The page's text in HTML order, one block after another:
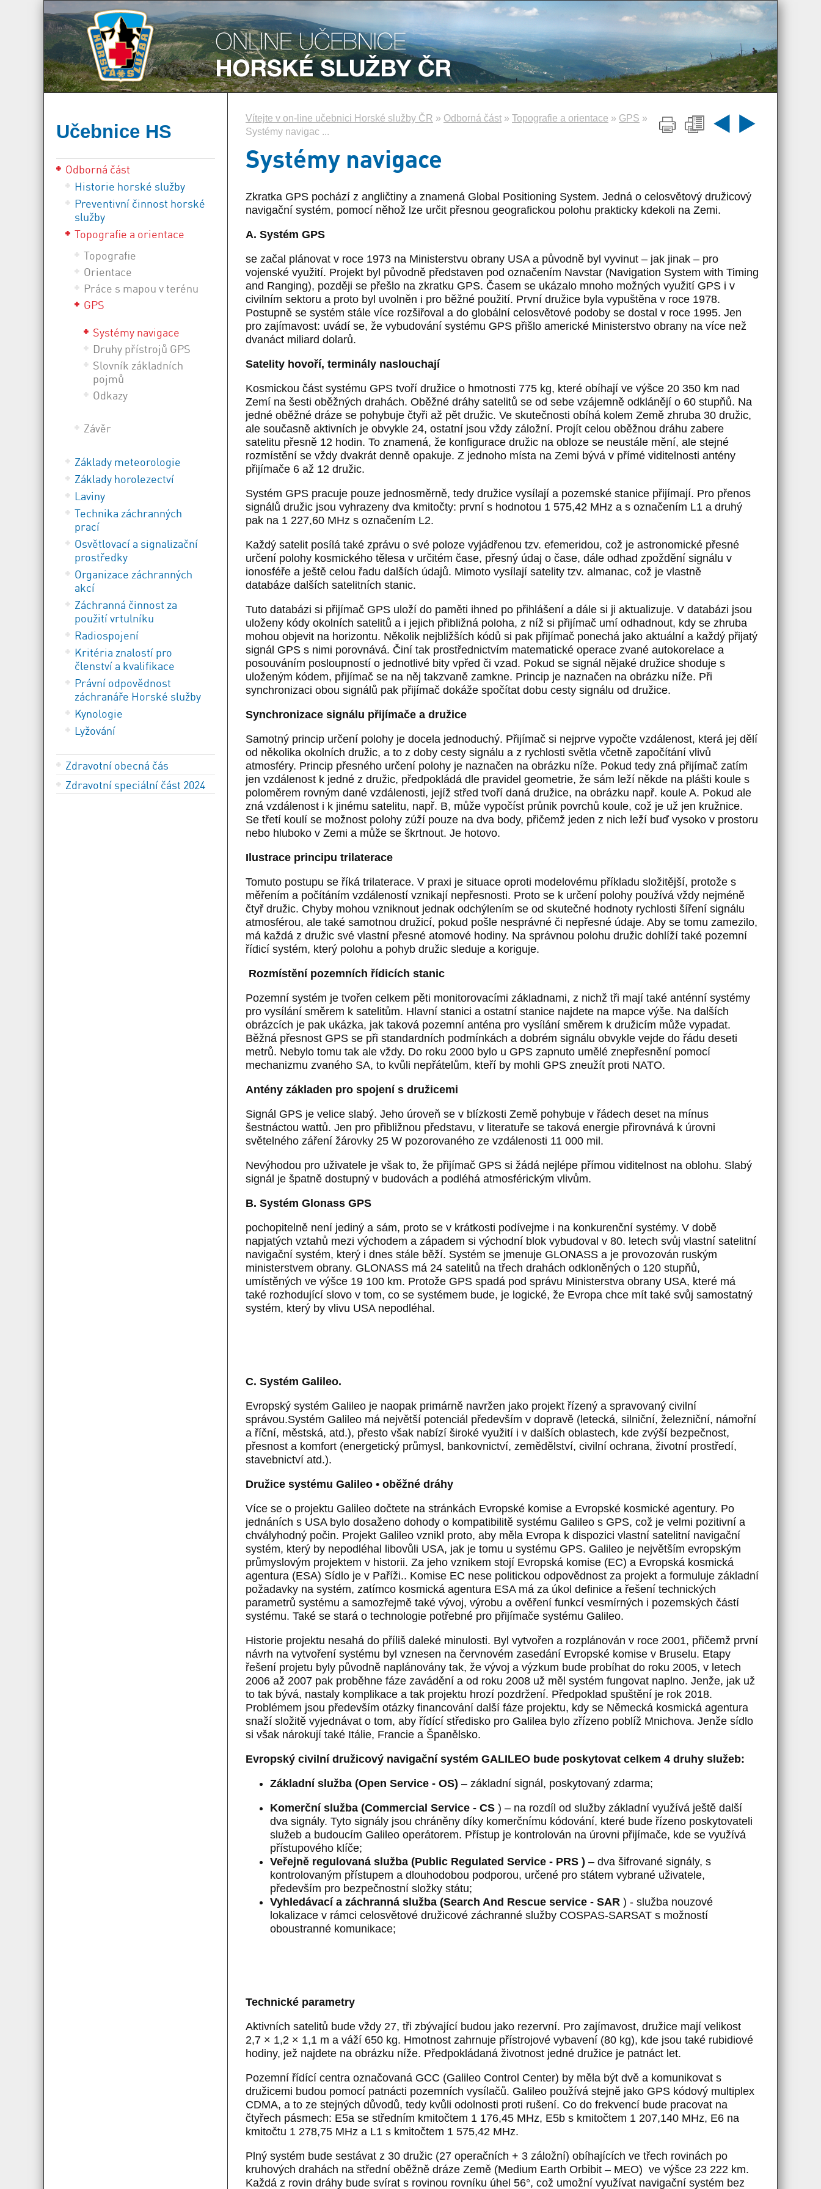
Učebnice HS
Odborná část
Historie horské služby
Preventivní činnost horské
služby
Topografie a orientace
Topografie
Orientace
Práce s mapou v terénu
GPS
Systémy navigace
Druhy přístrojů GPS
Slovník základních
pojmů
Odkazy
Závěr
Základy meteorologie
Základy horolezectví
Laviny
Technika záchranných
prací
Osvětlovací a signalizační
prostředky
Organizace záchranných
akcí
Záchranná činnost za
použití vrtulníku
Radiospojení
Kritéria znalostí pro
členství a kvalifikace
Právní odpovědnost
záchranáře Horské služby
Kynologie
Lyžování
Zdravotní obecná čás
Zdravotní speciální část 2024
Vítejte v on-line učebnici Horské služby ČR » Odborná část » Topografie a orientace » GPS »
Systémy navigac ...
Systémy navigace
Zkratka GPS pochází z angličtiny a znamená Global Positioning System. Jedná o celosvětový družicový
navigační systém, pomocí něhož lze určit přesnou geografickou polohu prakticky kdekoli na Zemi.
A. Systém GPS
se začal plánovat v roce 1973 na Ministerstvu obrany USA a původně byl vyvinut – jak jinak – pro
vojenské využití. Projekt byl původně představen pod označením Navstar (Navigation System with Timing
and Ranging), později se přešlo na zkratku GPS. Časem se ukázalo mnoho možných využití GPS i v
civilním sektoru a proto byl uvolněn i pro běžné použití. První družice byla vypuštěna v roce 1978.
Postupně se systém stále více rozšiřoval a do globální celosvětové podoby se dostal v roce 1995. Jen
pro zajímavost: uvádí se, že vybudování systému GPS přišlo americké Ministerstvo obrany na více než
dvanáct miliard dolarů.
Satelity hovoří, terminály naslouchají
Kosmickou část systému GPS tvoří družice o hmotnosti 775 kg, které obíhají ve výšce 20 350 km nad
Zemí na šesti oběžných drahách. Oběžné dráhy satelitů se od sebe vzájemně odklánějí o 60 stupňů. Na
jedné oběžné dráze se pohybuje čtyři až pět družic. Ve skutečnosti obíhá kolem Země zhruba 30 družic,
ale současně aktivních je obvykle 24, ostatní jsou vždy záložní. Projít celou oběžnou dráhu zabere
satelitu přesně 12 hodin. To znamená, že konfigurace družic na obloze se neustále mění, ale stejné
rozmístění se vždy dvakrát denně opakuje. Z jednoho místa na Zemi bývá v přímé viditelnosti antény
přijímače 6 až 12 družic.
Systém GPS pracuje pouze jednosměrně, tedy družice vysílají a pozemské stanice přijímají. Pro přenos
signálů družic jsou vyhrazeny dva kmitočty: první s hodnotou 1 575,42 MHz a s označením L1 a druhý
pak na 1 227,60 MHz s označením L2.
Každý satelit posílá také zprávu o své poloze vyjádřenou tzv. efemeridou, což je astronomické přesné
určení polohy kosmického tělesa v určitém čase, přesný údaj o čase, dále odhad zpoždění signálu v
ionosféře a ještě celou řadu dalších údajů. Mimoto vysílají satelity tzv. almanac, což je vlastně
databáze dalších satelitních stanic.
Tuto databázi si přijímač GPS uloží do paměti ihned po přihlášení a dále si ji aktualizuje. V databázi jsou
uloženy kódy okolních satelitů a i jejich přibližná poloha, z níž si přijímač umí odhadnout, kdy se zhruba
mohou objevit na horizontu. Několik nejbližších kódů si pak přijímač ponechá jako aktuální a každý přijatý
signál GPS s nimi porovnává. Činí tak prostřednictvím matematické operace zvané autokorelace a
posouváním posloupností o jednotlivé bity vpřed či vzad. Pokud se signál nějaké družice shoduje s
uloženým kódem, přijímač se na něj takzvaně zamkne. Princip je naznačen na obrázku níže. Při
synchronizaci obou signálů pak přijímač dokáže spočítat dobu cesty signálu od družice.
Synchronizace signálu přijímače a družice
Samotný princip určení polohy je docela jednoduchý. Přijímač si nejprve vypočte vzdálenost, která jej dělí
od několika okolních družic, a to z doby cesty signálu a z rychlosti světla včetně započítání vlivů
atmosféry. Princip přesného určení polohy je naznačen na obrázku níže. Pokud tedy zná přijímač zatím
jen vzdálenost k jedné z družic, předpokládá dle pravidel geometrie, že sám leží někde na plášti koule s
poloměrem rovným dané vzdálenosti, jejíž střed tvoří daná družice, na obrázku např. koule A. Pokud ale
zná vzdálenost i k jinému satelitu, např. B, může vypočíst průnik povrchů koule, což je už jen kružnice.
Se třetí koulí se možnost polohy zúží pouze na dva body, přičemž jeden z nich leží buď vysoko v prostoru
nebo hluboko v Zemi a může se škrtnout. Je hotovo.
Ilustrace principu trilaterace
Tomuto postupu se říká trilaterace. V praxi je situace oproti modelovému příkladu složitější, protože s
měřením a počítáním vzdáleností vznikají nepřesnosti. Proto se k určení polohy používá vždy nejméně
čtyř družic. Chyby mohou vzniknout jednak odchýlením se od skutečné hodnoty rychlosti šíření signálu
atmosférou, ale také samotnou družicí, pokud pošle nesprávné či nepřesné údaje. Aby se tomu zamezilo,
má každá z družic své vlastní přesné atomové hodiny. Na správnou polohu družic dohlíží také pozemní
řídicí systém, který polohu a pohyb družic sleduje a koriguje.
Rozmístění pozemních řídicích stanic
Pozemní systém je tvořen celkem pěti monitorovacími základnami, z nichž tři mají také anténní systémy
pro vysílání směrem k satelitům. Hlavní stanici a ostatní stanice najdete na mapce výše. Na dalších
obrázcích je pak ukázka, jak taková pozemní anténa pro vysílání směrem k družicím může vypadat.
Běžná přesnost GPS se při standardních podmínkách a dobrém signálu obvykle vejde do řádu deseti
metrů. Nebylo tomu tak ale vždy. Do roku 2000 bylo u GPS zapnuto umělé znepřesnění pomocí
mechanizmu zvaného SA, to kvůli nepřátelům, kteří by mohli GPS zneužít proti NATO.
Antény základen pro spojení s družicemi
Signál GPS je velice slabý. Jeho úroveň se v blízkosti Země pohybuje v řádech deset na mínus
šestnáctou wattů. Jen pro přibližnou představu, v literatuře se taková energie přirovnává k úrovni
světelného záření žárovky 25 W pozorovaného ze vzdálenosti 11 000 mil.
Nevýhodou pro uživatele je však to, že přijímač GPS si žádá nejlépe přímou viditelnost na oblohu. Slabý
signál je špatně dostupný v budovách a podléhá atmosférickým vlivům.
B. Systém Glonass GPS
pochopitelně není jediný a sám, proto se v krátkosti podívejme i na konkurenční systémy. V době
napjatých vztahů mezi východem a západem si východní blok vybudoval v 80. letech svůj vlastní satelitní
navigační systém, který i dnes stále běží. Systém se jmenuje GLONASS a je provozován ruským
ministerstvem obrany. GLONASS má 24 satelitů na třech drahách odkloněných o 120 stupňů,
umístěných ve výšce 19 100 km. Protože GPS spadá pod správu Ministerstva obrany USA, které má
také rozhodující slovo v tom, co se systémem bude, je logické, že Evropa chce mít také svůj samostatný
systém, který by vlivu USA nepodléhal.
C. Systém Galileo.
Evropský systém Galileo je naopak primárně navržen jako projekt řízený a spravovaný civilní
správou.Systém Galileo má největší potenciál především v dopravě (letecká, silniční, železniční, námořní
a říční, městská, atd.), přesto však nabízí široké využití i v dalších oblastech, kde zvýší bezpečnost,
přesnost a komfort (energetický průmysl, bankovnictví, zemědělství, civilní ochrana, životní prostředí,
stavebnictví atd.).
Družice systému Galileo • oběžné dráhy
Více se o projektu Galileo dočtete na stránkách Evropské komise a Evropské kosmické agentury. Po
jednáních s USA bylo dosaženo dohody o kompatibilitě systému Galileo s GPS, což je velmi pozitivní a
chvályhodný počin. Projekt Galileo vznikl proto, aby měla Evropa k dispozici vlastní satelitní navigační
systém, který by nepodléhal libovůli USA, jak je tomu u systému GPS. Galileo je největším evropským
průmyslovým projektem v historii. Za jeho vznikem stojí Evropská komise (EC) a Evropská kosmická
agentura (ESA) Sídlo je v Paříži.. Komise EC nese politickou odpovědnost za projekt a formuluje základní
požadavky na systém, zatímco kosmická agentura ESA má za úkol definice a řešení technických
parametrů systému a samozřejmě také vývoj, výrobu a ověření funkcí vesmírných i pozemských částí
systému. Také se stará o technologie potřebné pro přijímače systému Galileo.
Historie projektu nesahá do příliš daleké minulosti. Byl vytvořen a rozplánován v roce 2001, přičemž první
návrh na vytvoření systému byl vznesen na červnovém zasedání Evropské komise v Bruselu. Etapy
řešení projetu byly původně naplánovány tak, že vývoj a výzkum bude probíhat do roku 2005, v letech
2006 až 2007 pak proběhne fáze zavádění a od roku 2008 už měl systém fungovat naplno. Jenže, jak už
to tak bývá, nastaly komplikace a tak projektu hrozí pozdržení. Předpoklad spuštění je rok 2018.
Problémem jsou především otázky financování další fáze projektu, kdy se Německá kosmická agentura
snaží složitě vyjednávat o tom, aby řídící středisko pro Galilea bylo zřízeno poblíž Mnichova. Jenže sídlo
si však nárokují také Itálie, Francie a Španělsko.
Evropský civilní družicový navigační systém GALILEO bude poskytovat celkem 4 druhy služeb:
Základní služba (Open Service - OS) – základní signál, poskytovaný zdarma;
Komerční služba (Commercial Service - CS ) – na rozdíl od služby základní využívá ještě další
dva signály. Tyto signály jsou chráněny díky komerčnímu kódování, které bude řízeno poskytovateli
služeb a budoucím Galileo operátorem. Přístup je kontrolován na úrovni přijímače, kde se využívá
přístupového klíče;
Veřejně regulovaná služba (Public Regulated Service - PRS ) – dva šifrované signály, s
kontrolovaným přístupem a dlouhodobou podporou, určené pro státem vybrané uživatele,
především pro bezpečnostní složky státu;
Vyhledávací a záchranná služba (Search And Rescue service - SAR ) - služba nouzové
lokalizace v rámci celosvětové družicové záchranné služby COSPAS-SARSAT s možností
oboustranné komunikace;
Technické parametry
Aktivních satelitů bude vždy 27, tři zbývající budou jako rezervní. Pro zajímavost, družice mají velikost
2,7 × 1,2 × 1,1 m a váží 650 kg. Hmotnost zahrnuje přístrojové vybavení (80 kg), kde jsou také rubidiové
hodiny, jež najdete na obrázku níže. Předpokládaná životnost jedné družice je patnáct let.
Pozemní řídící centra označovaná GCC (Galileo Control Center) by měla být dvě a komunikovat s
družicemi budou pomocí patnácti pozemních vysílačů. Galileo používá stejně jako GPS kódový multiplex
CDMA, a to ze stejných důvodů, tedy kvůli odolnosti proti rušení. Co do frekvencí bude pracovat na
čtyřech pásmech: E5a se středním kmitočtem 1 176,45 MHz, E5b s kmitočtem 1 207,140 MHz, E6 na
kmitočtu 1 278,75 MHz a L1 s kmitočtem 1 575,42 MHz.
Plný systém bude sestávat z 30 družic (27 operačních + 3 záložní) obíhajících ve třech rovinách po
kruhových drahách na střední oběžně dráze Země (Medium Earth Orbibit – MEO) ve výšce 23 222 km.
Každá z rovin dráhy bude svírat s rovinou rovníku úhel 56°, což umožní využívat navigační systém bez